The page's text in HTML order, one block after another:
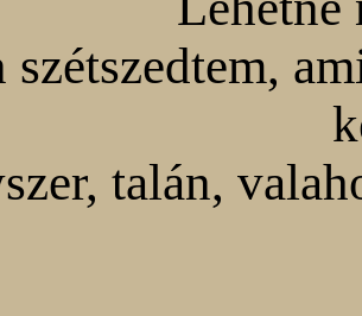
szétszedtem,
talán,